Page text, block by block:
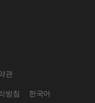
관
방침 한국어